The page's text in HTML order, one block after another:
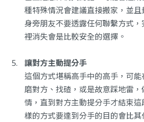
種特殊情況會建議直接搬家，並
身旁朋友不要透露任何聯繫方式
裡消失會是比較安全的選擇。
讓對方主動提分手
這個方式堪稱高手中的高手，可
磨對方、找碴，或是故意踩地雷
情，直到對方主動提分手才結束
樣的方式要達到分手的目的會比